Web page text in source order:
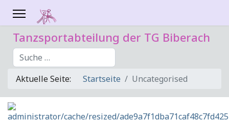
Tanzsportabteilung der TG Biberach
Suchen
Aktuelle Seite: Startseite Uncategorised